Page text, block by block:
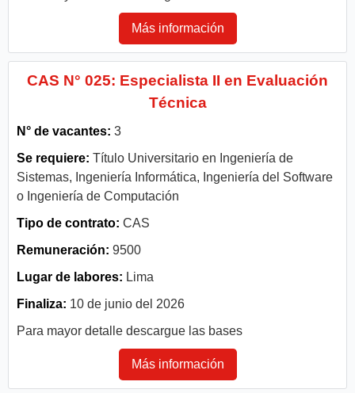
Más información
CAS N° 025: Especialista II en Evaluación
Técnica
N° de vacantes: 3
Se requiere: Título Universitario en Ingeniería de
Sistemas, Ingeniería Informática, Ingeniería del Software
o Ingeniería de Computación
Tipo de contrato: CAS
Remuneración: 9500
Lugar de labores: Lima
Finaliza: 10 de junio del 2026
Para mayor detalle descargue las bases
Más información